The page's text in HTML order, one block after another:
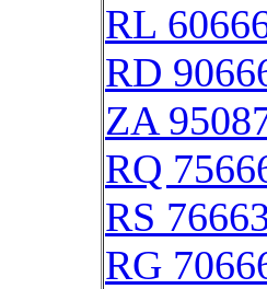
RL
RD
ZA
RQ
RS
RG